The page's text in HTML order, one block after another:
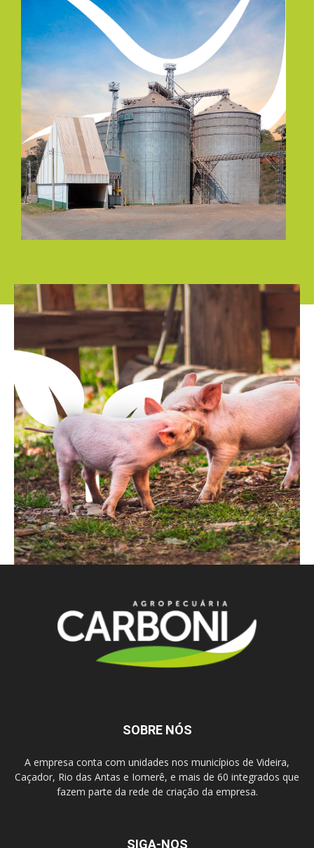
SOBRE NÓS
A empresa conta com unidades nos municípios de Videira,
Caçador, Rio das Antas e Iomerê, e mais de 60 integrados que
fazem parte da rede de criação da empresa.
SIGA-NOS